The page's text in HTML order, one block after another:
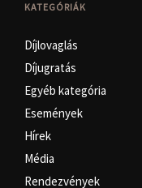
KATEGÓRIÁK
Díjlovaglás
Díjugratás
Egyéb kategória
Események
Hírek
Média
Rendezvények